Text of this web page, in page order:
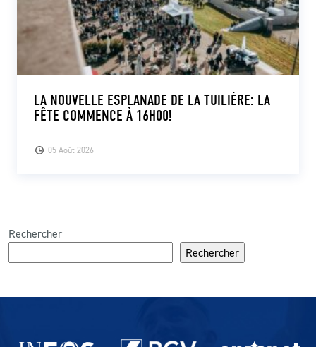
05 Août 2026
LA NOUVELLE ESPLANADE DE LA TUILIÈRE: LA
FÊTE COMMENCE À 16H00!
Rechercher
Rechercher
Partenaires du lausanne-Sport